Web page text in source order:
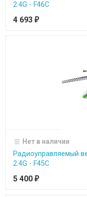
2.4G - F46C
4 693 ₽
Нет в наличии
Радиоуправляемый
2.4G - F45C
5 400 ₽